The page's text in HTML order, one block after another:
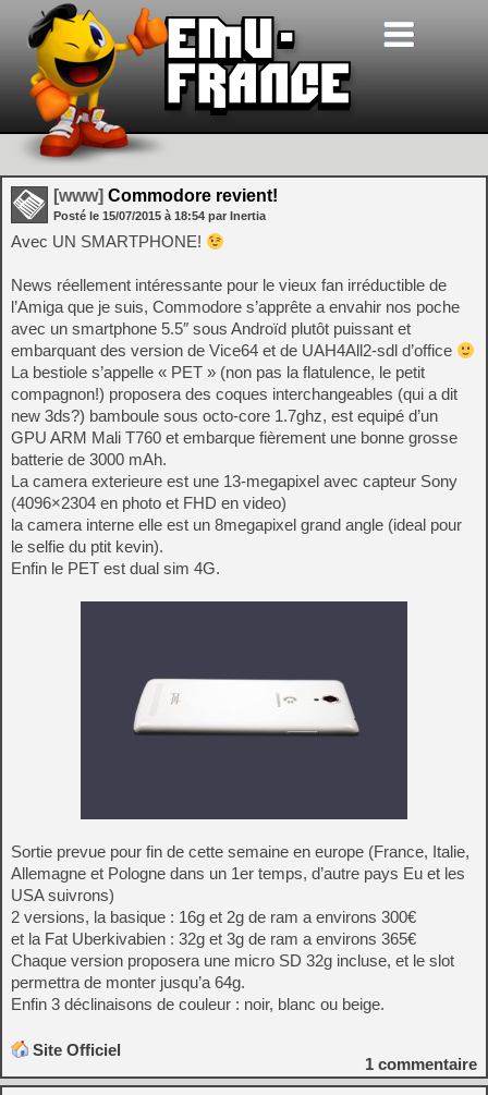
[www] Commodore revient!
Posté le 15/07/2015 à 18:54 par Inertia
Avec UN SMARTPHONE!
News réellement intéressante pour le vieux fan irréductible de
l’Amiga que je suis, Commodore s’apprête a envahir nos poche
avec un smartphone 5.5″ sous Androïd plutôt puissant et
embarquant des version de Vice64 et de UAH4All2-sdl d’office
La bestiole s’appelle « PET » (non pas la flatulence, le petit
compagnon!) proposera des coques interchangeables (qui a dit
new 3ds?) bamboule sous octo-core 1.7ghz, est equipé d’un
GPU ARM Mali T760 et embarque fièrement une bonne grosse
batterie de 3000 mAh.
La camera exterieure est une 13-megapixel avec capteur Sony
(4096×2304 en photo et FHD en video)
la camera interne elle est un 8megapixel grand angle (ideal pour
le selfie du ptit kevin).
Enfin le PET est dual sim 4G.
Sortie prevue pour fin de cette semaine en europe (France, Italie,
Allemagne et Pologne dans un 1er temps, d’autre pays Eu et les
USA suivrons)
2 versions, la basique : 16g et 2g de ram a environs 300€
et la Fat Uberkivabien : 32g et 3g de ram a environs 365€
Chaque version proposera une micro SD 32g incluse, et le slot
permettra de monter jusqu’a 64g.
Enfin 3 déclinaisons de couleur : noir, blanc ou beige.
Site Officiel
1 commentaire